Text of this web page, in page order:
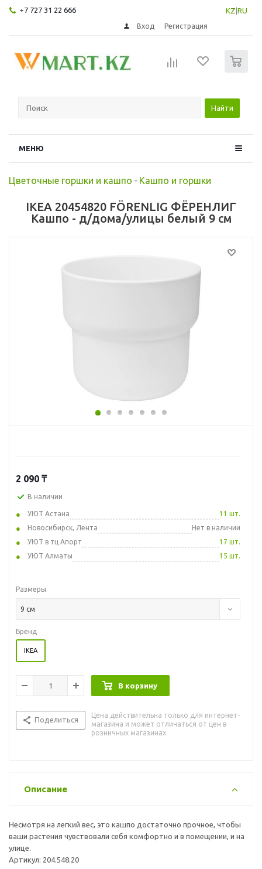
+7 727 31 22 666 KZ RU
Вход Регистрация
Найти
МЕНЮ
Цветочные горшки и кашпо - Кашпо и горшки
IKEA 20454820 FÖRENLIG ФЁРЕНЛИГ
Кашпо - д/дома/улицы белый 9 см
2 090 ₸
В наличии
УЮТ Астана
11 шт.
Новосибирск, Лента
Нет в наличии
УЮТ в тц Апорт
17 шт.
УЮТ Алматы
15 шт.
Размеры
9 см
Бренд
IKEA
В корзину
Поделиться
Цена действительна только для интернет-
магазина и может отличаться от цен в
розничных магазинах
Описание
Несмотря на легкий вес, это кашпо достаточно прочное, чтобы
ваши растения чувствовали себя комфортно и в помещении, и на
улице.
Артикул: 204.548.20